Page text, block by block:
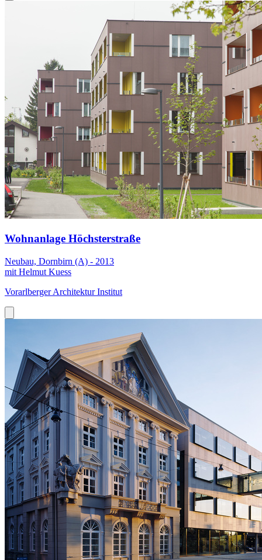
Wohnanlage Höchsterstraße
Neubau, Dornbirn (A) - 2013
mit Helmut Kuess
Vorarlberger Architektur Institut